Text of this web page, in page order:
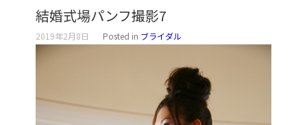
結婚式場パンフ撮影7
2019年2月8日 Posted in ブライダル